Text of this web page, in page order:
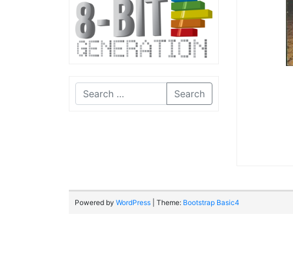
Search
Powered by WordPress | Theme: Bootstrap Basic4